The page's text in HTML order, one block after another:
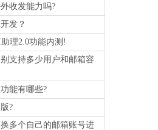
收发能力吗?
发？
理2.0功能内测!
支持多少用户和邮箱容
能有哪些?
?
多个自己的邮箱账号进